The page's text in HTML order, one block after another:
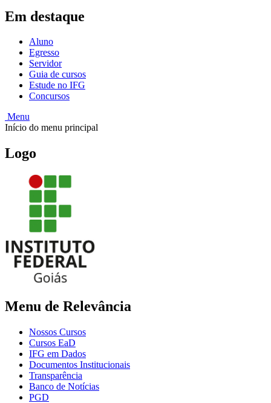
Em destaque
Aluno
Egresso
Servidor
Guia de cursos
Estude no IFG
Concursos
Menu
Início do menu principal
Logo
Menu de Relevância
Nossos Cursos
Cursos EaD
IFG em Dados
Documentos Institucionais
Transparência
Banco de Notícias
PGD